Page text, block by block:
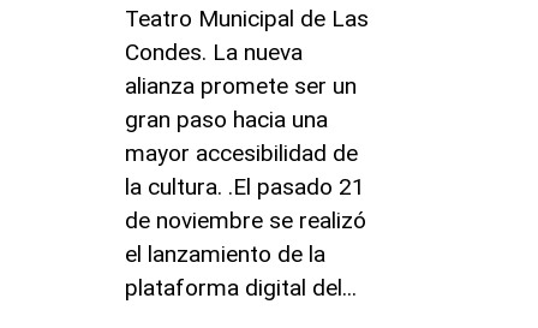
Teatro Municipal de Las
Condes. La nueva
alianza promete ser un
gran paso hacia una
mayor accesibilidad de
la cultura. .El pasado 21
de noviembre se realizó
el lanzamiento de la
plataforma digital del